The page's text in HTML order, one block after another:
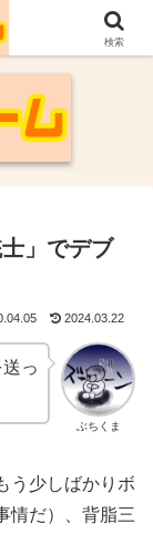
についてまとめてい
」でデブ
2024.03.22
ぶちくま
っ
う少しばかりボ
情だ）、背脂三
検索